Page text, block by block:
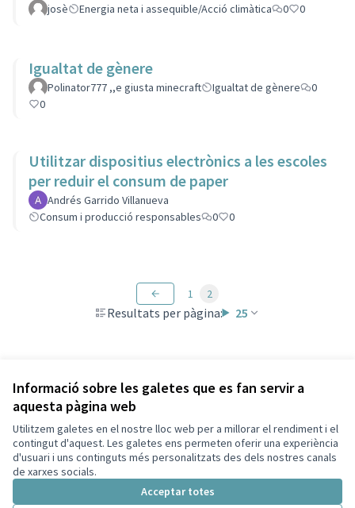
Informació sobre les galetes que es fan servir a
aquesta pàgina web
Utilitzem galetes en el nostre lloc web per a millorar el rendiment i el
contingut d'aquest. Les galetes ens permeten oferir una experiència
d'usuari i uns continguts més personalitzats des dels nostres canals
de xarxes socials.
Acceptar totes
josè Energia neta i assequible/Acció climàtica 0 0
Igualtat de gènere
Polinator777 ,,e giusta minecraft Igualtat de gènere
0
0
Utilitzar dispositius electrònics a les escoles
per reduir el consum de paper
Andrés Garrido Villanueva
Consum i producció responsables
0 0
Resultats per pàgina: 25
1 2
Veure totes les propostes retirades
Termes i condicions d'ús
Configuració de les galetes
Decidim Sant Cugat a X
(Enllaç extern)
Decidim Sant Cugat a Facebook
Decidim Sant Cugat a Instagram
Decidim Sant Cugat a GitHub
(Enllaç extern)